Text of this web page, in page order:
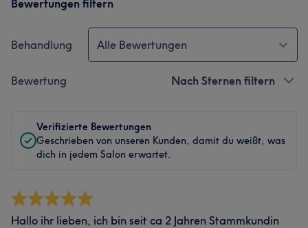
Bewertungen filtern
Behandlung Alle Bewertungen
Bewertung Nach Sternen filtern
Verifizierte Bewertungen
Geschrieben von unseren Kunden, damit du weißt, was
dich in jedem Salon erwartet.
Hallo ihr lieben, ich bin seit ca 2 Jahren Stammkundin